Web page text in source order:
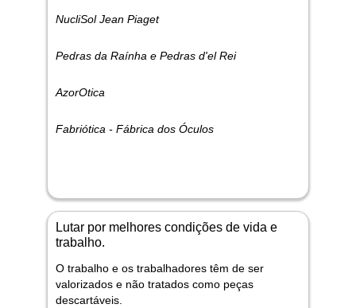
NucliSol Jean Piaget
Pedras da Raínha e Pedras d'el Rei
AzorOtica
Fabriótica - Fábrica dos Óculos
Lutar por melhores condições de vida e
trabalho.
O trabalho e os trabalhadores têm de ser
valorizados e não tratados como peças
descartáveis.